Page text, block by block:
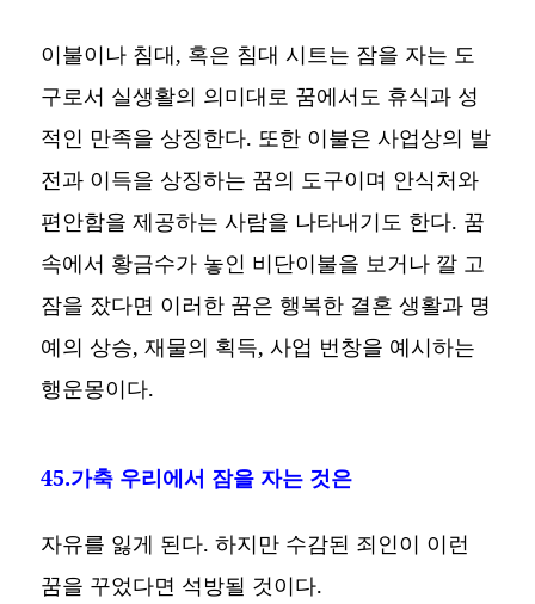
이불이나 침대, 혹은 침대 시트는 잠을 자는 도
구로서 실생활의 의미대로 꿈에서도 휴식과 성
적인 만족을 상징한다. 또한 이불은 사업상의 발
전과 이득을 상징하는 꿈의 도구이며 안식처와
편안함을 제공하는 사람을 나타내기도 한다. 꿈
속에서 황금수가 놓인 비단이불을 보거나 깔 고
잠을 잤다면 이러한 꿈은 행복한 결혼 생활과 명
예의 상승, 재물의 획득, 사업 번창을 예시하는
행운몽이다.
45.가축 우리에서 잠을 자는 것은
자유를 잃게 된다. 하지만 수감된 죄인이 이런
꿈을 꾸었다면 석방될 것이다.